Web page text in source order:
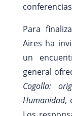
Para
Aires ha
un
general
Cogolla:
Humanidad,